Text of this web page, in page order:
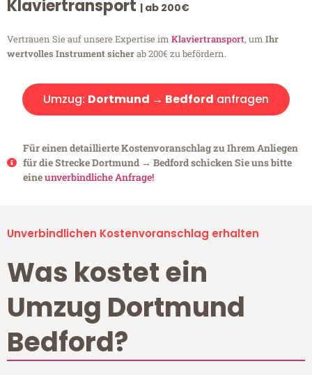
Klaviertransport | ab 200€
Vertrauen Sie auf unsere Expertise im Klaviertransport, um Ihr
wertvolles Instrument sicherab 200€ zu befördern.
Umzug: Dortmund → Bedford anfragen
Für einen detaillierte Kostenvoranschlag zu Ihrem Anliegen
für die Strecke Dortmund → Bedford schicken Sie uns bitte
eineunverbindliche Anfrage!
Unverbindlichen Kostenvoranschlag erhalten
Was kostet ein
Umzug Dortmund
Bedford?